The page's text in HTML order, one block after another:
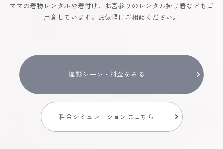
ママの着物レンタルや着付け、お宮参りのレンタル掛け着などもご
用意しています。お気軽にご相談ください。
撮影シーン・料金をみる
料金シミュレーションはこちら